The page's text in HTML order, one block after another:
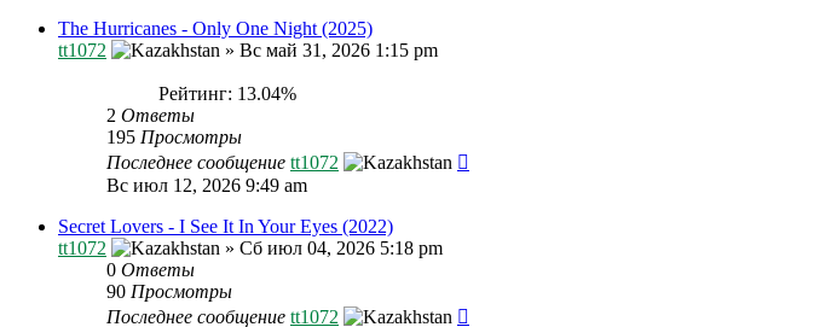
The Hurricanes - Only One Night (2025)
tt1072
» Вс май 31, 2026 1:15 pm
Рейтинг: 13.04%
2 Ответы
195 Просмотры
Последнее сообщение tt1072
Вс июл 12, 2026 9:49 am
Secret Lovers - I See It In Your Eyes (2022)
tt1072
» Сб июл 04, 2026 5:18 pm
0 Ответы
90 Просмотры
Последнее сообщение tt1072